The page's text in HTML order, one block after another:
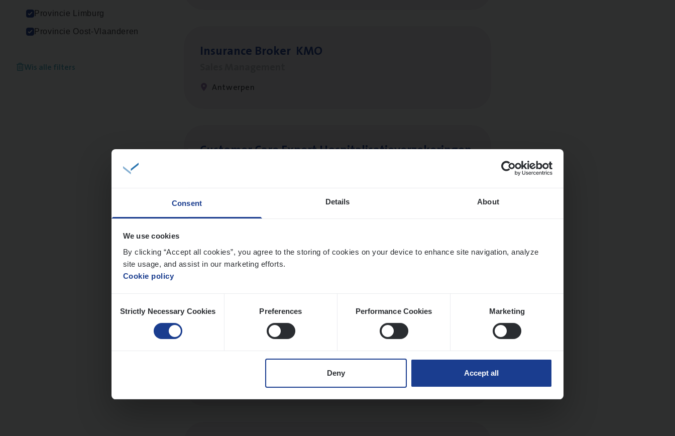
Consent Details About
We use cookies
By clicking “Accept all cookies”, you agree to the storing of cookies on your device to enhance site navigation, analyze
site usage, and assist in our marketing efforts.
Cookie policy
Selection
Strictly Necessary Cookies Preferences Performance Cookies Marketing
Deny Accept all
Provincie Limburg
Provincie Oost-Vlaanderen
Wis alle filters
Insu­ran­ce Bro­ker KMO
Antwerpen
Cus­to­mer Care Expert Hospitalisatieverzekeringen
Cor­po­ra­te Insu­ran­ce Bro­ker Property
Sales Management
Claims Management